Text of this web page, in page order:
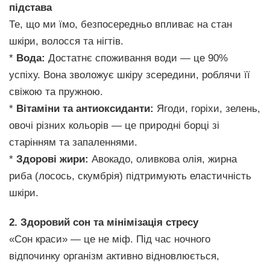
підстава
Те, що ми їмо, безпосередньо впливає на стан
шкіри, волосся та нігтів.
* Вода: Достатнє споживання води — це 90%
успіху. Вона зволожує шкіру зсередини, роблячи її
свіжою та пружною.
* Вітаміни та антиоксиданти: Ягоди, горіхи, зелень,
овочі різних кольорів — це природні борці зі
старінням та запаленнями.
* Здорові жири: Авокадо, оливкова олія, жирна
риба (лосось, скумбрія) підтримують еластичність
шкіри.
2. Здоровий сон та мінімізація стресу
«Сон краси» — це не міф. Під час ночного
відпочинку організм активно відновлюється,